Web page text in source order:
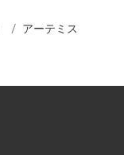
アーテミス